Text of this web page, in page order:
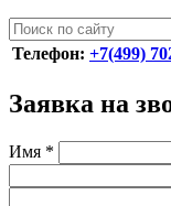
Телефон: +7(499)
Заявка на
Имя *